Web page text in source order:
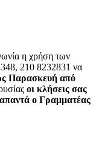
η χρήση των
210 8232831 να
Παρασκευή από
οι κλήσεις σας
ο Γραμματέας